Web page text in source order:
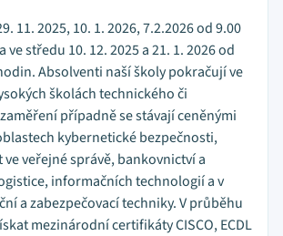
11. 2025, 10. 1. 2026, 7.2.2026 od 9.00
ve středu 10. 12. 2025 a 21. 1. 2026 od
Absolventi naší školy pokračují ve
školách technického či
případně se stávají ceněnými
kybernetické bezpečnosti,
veřejné správě, bankovnictví a
informačních technologií a v
a zabezpečovací techniky. V průběhu
mezinárodní certifikáty CISCO, ECDL